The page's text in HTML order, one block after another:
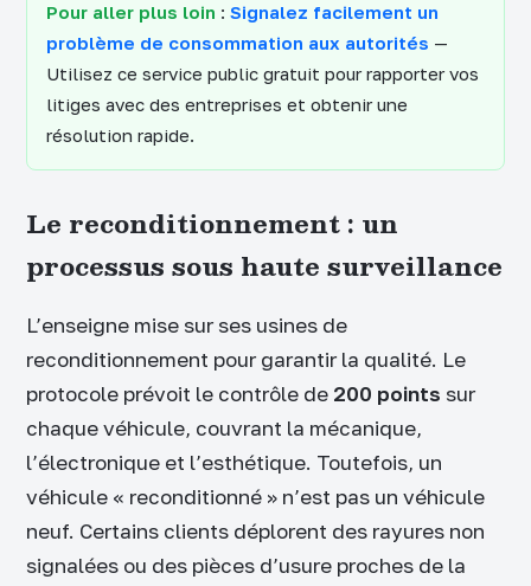
Pour aller plus loin : Signalez facilement un
problème de consommation aux autorités —
Utilisez ce service public gratuit pour rapporter vos
litiges avec des entreprises et obtenir une
résolution rapide.
Le reconditionnement : un
processus sous haute surveillance
L’enseigne mise sur ses usines de
reconditionnement pour garantir la qualité. Le
protocole prévoit le contrôle de 200 points sur
chaque véhicule, couvrant la mécanique,
l’électronique et l’esthétique. Toutefois, un
véhicule « reconditionné » n’est pas un véhicule
neuf. Certains clients déplorent des rayures non
signalées ou des pièces d’usure proches de la